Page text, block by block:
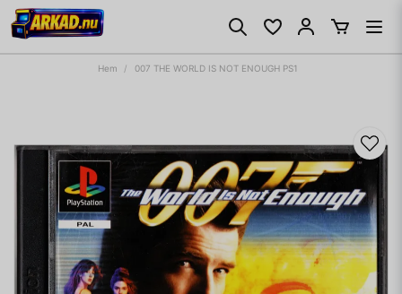
Hem 007 THE WORLD IS NOT ENOUGH PS1